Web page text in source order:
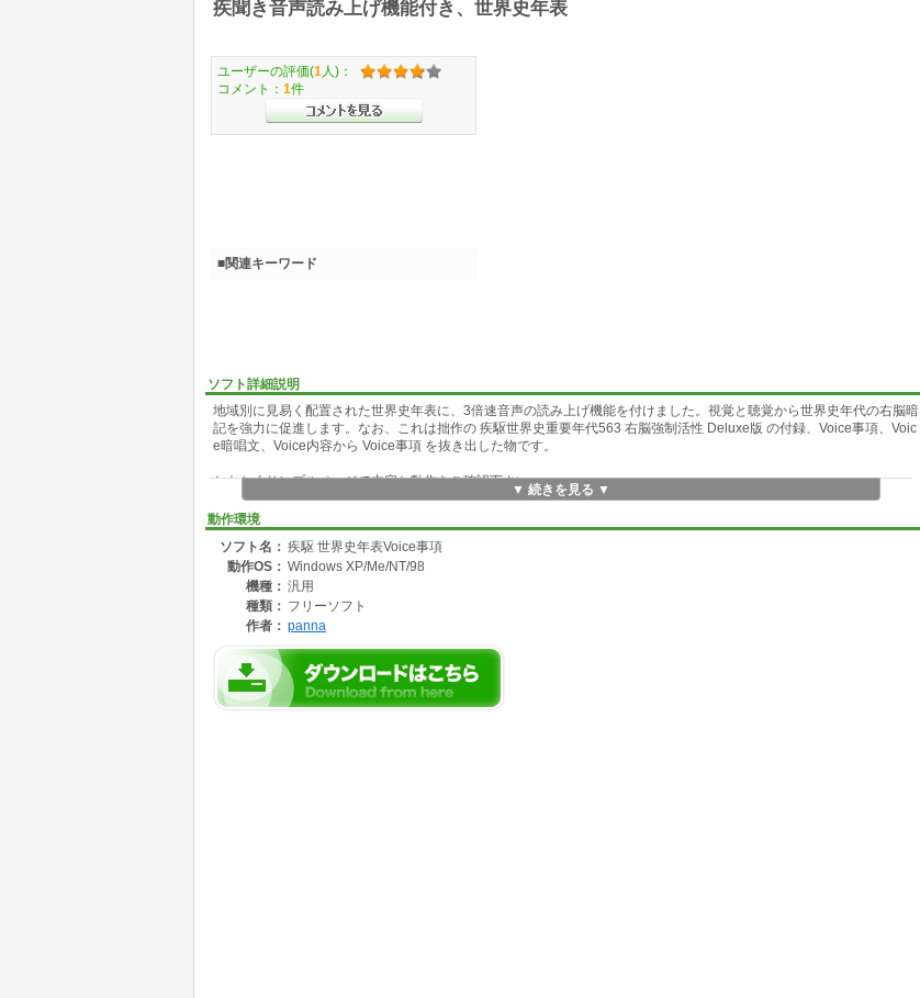
疾聞き音声読み上げ機能付き、世界史年表
ソフト詳細説明
地域別に見易く配置された世界史年表に、3倍速音声の読み上げ機能を付けました。視覚と聴覚から世界史年代の右脳暗
記を強力に促進します。なお、これは拙作の 疾駆世界史重要年代563 右脳強制活性 Deluxe版 の付録、Voice事項、Voic
e暗唱文、Voice内容から Voice事項 を抜き出した物です。
ともかくサンプルページで内容と動作をご確認下さい。
Sample Page
http://ww6.tiki.ne.jp/~medium/index.html
▼ 続きを見る ▼
動作環境
ソフト名： 疾駆 世界史年表Voice事項
動作OS： Windows XP/Me/NT/98
機種： 汎用
種類： フリーソフト
作者： panna
ユーザーの評価(1 人)：
コメント： 1件
■関連キーワード